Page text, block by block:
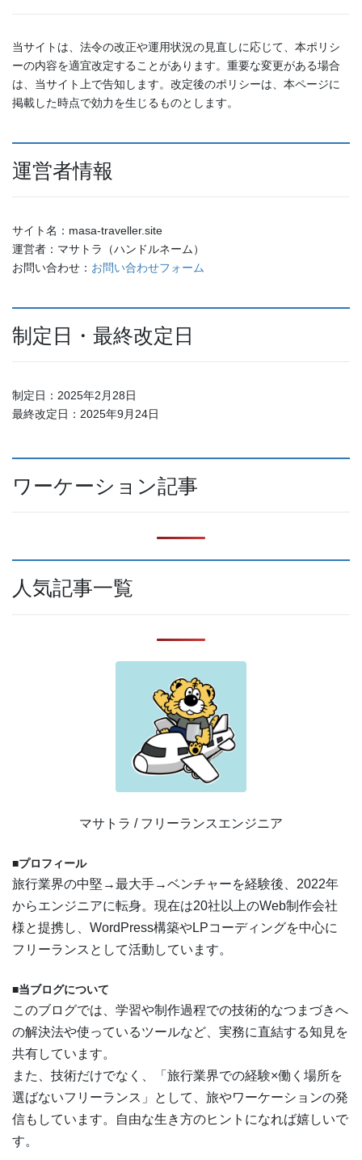
当サイトは、法令の改正や運用状況の見直しに応じて、本ポリシ
ーの内容を適宜改定することがあります。重要な変更がある場合
は、当サイト上で告知します。改定後のポリシーは、本ページに
掲載した時点で効力を生じるものとします。
運営者情報
サイト名：masa-traveller.site
運営者：マサトラ（ハンドルネーム）
お問い合わせ： お問い合わせフォーム
制定日・最終改定日
制定日：2025年2月28日
最終改定日：2025年9月24日
ワーケーション記事
人気記事一覧
マサトラ / フリーランスエンジニア
■プロフィール
旅行業界の中堅→最大手→ベンチャーを経験後、2022年
からエンジニアに転身。現在は20社以上のWeb制作会社
様と提携し、WordPress構築やLPコーディングを中心に
フリーランスとして活動しています。
■当ブログについて
このブログでは、学習や制作過程での技術的なつまづきへ
の解決法や使っているツールなど、実務に直結する知見を
共有しています。
また、技術だけでなく、「旅行業界での経験×働く場所を
選ばないフリーランス」として、旅やワーケーションの発
信もしています。自由な生き方のヒントになれば嬉しいで
す。